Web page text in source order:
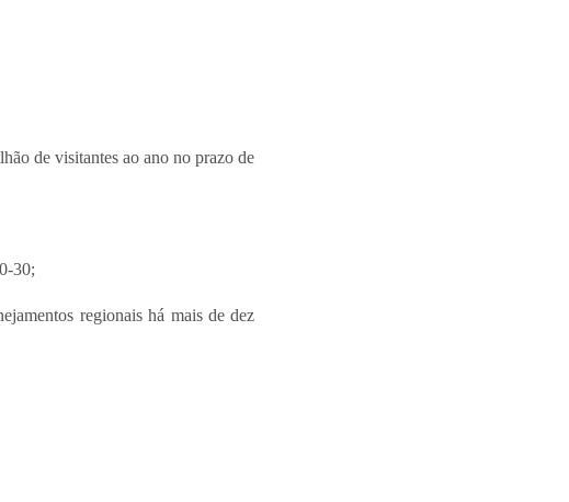
de visitantes ao ano no prazo de
30;
regionais há mais de dez